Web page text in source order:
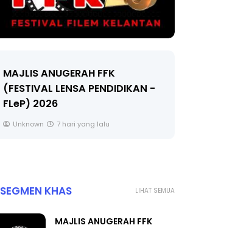
MAJLIS ANUGERAH FFK
(FESTIVAL LENSA PENDIDIKAN -
FLeP) 2026
Unknown 7 hari yang lalu
LIHAT SEMUA
SEGMEN KHAS
MAJLIS ANUGERAH FFK